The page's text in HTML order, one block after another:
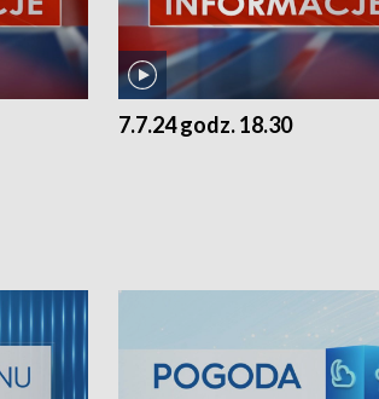
7.7.24 godz. 18.30